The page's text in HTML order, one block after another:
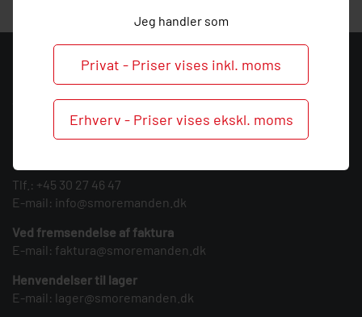
Jeg handler som
Privat - Priser vises inkl. moms
Erhverv - Priser vises ekskl. moms
KONTAKT
Smøremanden A/S
CVR: 39683717
Søndergården 3
Tlf.: +45 30 27 46 47
E-mail: info@smoremanden.dk
Ved fremsendelse af faktura
E-mail: faktura@smoremanden.dk
Henvendelser til lager
E-mail: lager@smoremanden.dk